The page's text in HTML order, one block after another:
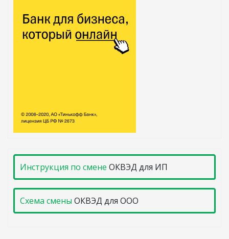
Инструкция по смене ОКВЭД для ИП
Схема смены ОКВЭД для ООО